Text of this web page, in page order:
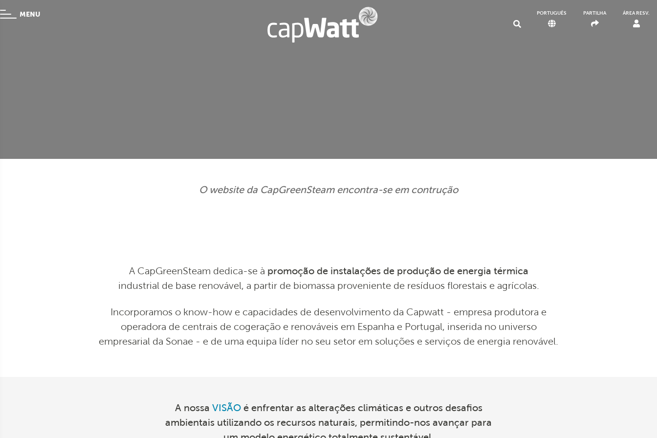
MENU PORTUGUÊS PARTILHA ÁREA RESV.
O website da CapGreenSteam encontra-se em contrução
A CapGreenSteam dedica-se à promoção de instalações de produção de energia térmica
industrial de base renovável, a partir de biomassa proveniente de resíduos florestais e agrícolas.
Incorporamos o know-how e capacidades de desenvolvimento da Capwatt - empresa produtora e
operadora de centrais de cogeração e renováveis ​​em Espanha e Portugal, inserida no universo
empresarial da Sonae - e de uma equipa líder no seu setor em soluções e serviços de energia renovável.
A nossa VISÃOé enfrentar as alterações climáticas e outros desafios
ambientais utilizando os recursos naturais, permitindo-nos avançar para